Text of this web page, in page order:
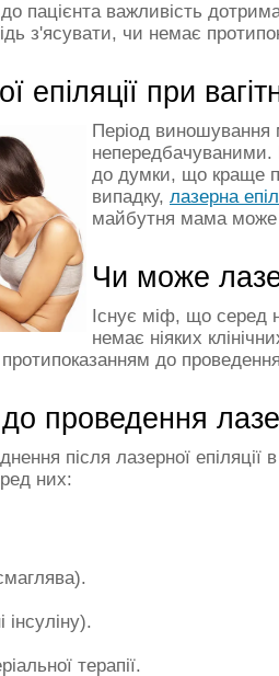
пацієнта важливість
з'ясувати, чи немає
епіляції при
Період виношування
непередбачуваними.
до думки, що краще
випадку, лазерна
майбутня мама може
Чи може
Існує міф, що серед
немає ніяких
до
проведення
після лазерної
них:
терапії.